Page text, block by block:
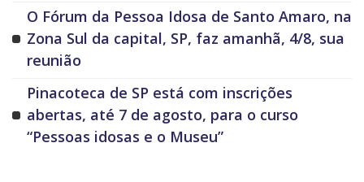
O Fórum da Pessoa Idosa de Santo Amaro, na
Zona Sul da capital, SP, faz amanhã, 4/8, sua
reunião
Pinacoteca de SP está com inscrições
abertas, até 7 de agosto, para o curso
“Pessoas idosas e o Museu”